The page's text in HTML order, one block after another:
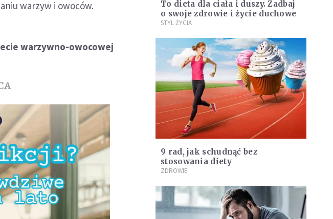
warzyw i owoców.
warzywno-owocowej
To dieta dla ciała i duszy. Zadbaj
o swoje zdrowie i życie duchowe
STYL ŻYCIA
9 rad, jak schudnąć bez
stosowania diety
ZDROWIE